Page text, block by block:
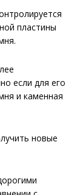
пластины
если для его
и каменная
новые